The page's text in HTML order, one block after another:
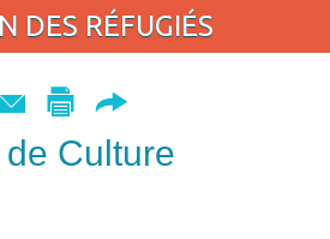
DES RÉFUGIÉS
Culture